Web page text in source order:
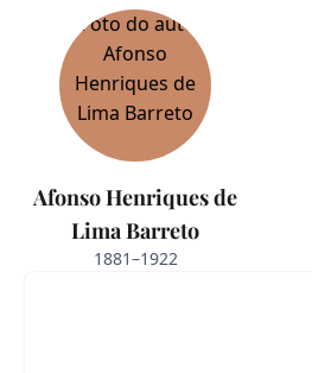
Afonso Henriques de
Lima Barreto
1881–1922